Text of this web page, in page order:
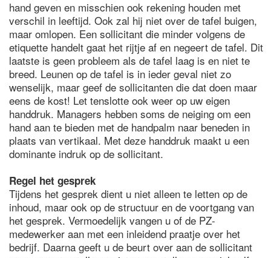
hand geven en misschien ook rekening houden met
verschil in leeftijd. Ook zal hij niet over de tafel buigen,
maar omlopen. Een sollicitant die minder volgens de
etiquette handelt gaat het rijtje af en negeert de tafel. Dit
laatste is geen probleem als de tafel laag is en niet te
breed. Leunen op de tafel is in ieder geval niet zo
wenselijk, maar geef de sollicitanten die dat doen maar
eens de kost! Let tenslotte ook weer op uw eigen
handdruk. Managers hebben soms de neiging om een
hand aan te bieden met de handpalm naar beneden in
plaats van vertikaal. Met deze handdruk maakt u een
dominante indruk op de sollicitant.
Regel het gesprek
Tijdens het gesprek dient u niet alleen te letten op de
inhoud, maar ook op de structuur en de voortgang van
het gesprek. Vermoedelijk vangen u of de PZ-
medewerker aan met een inleidend praatje over het
bedrijf. Daarna geeft u de beurt over aan de sollicitant